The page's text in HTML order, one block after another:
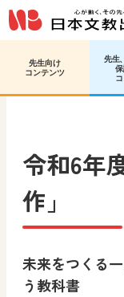
先生向け
コンテンツ
先生
日文HOME
令和6年
作」
未来をつくる
う教科書